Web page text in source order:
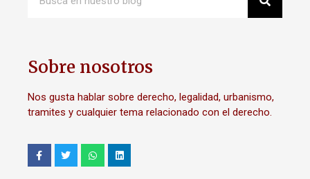
Sobre nosotros
Nos gusta hablar sobre derecho, legalidad, urbanismo,
tramites y cualquier tema relacionado con el derecho.